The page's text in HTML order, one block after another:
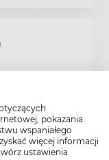
pokazania
wspaniałego
więcej informacji
ustawienia.
leku
i
na